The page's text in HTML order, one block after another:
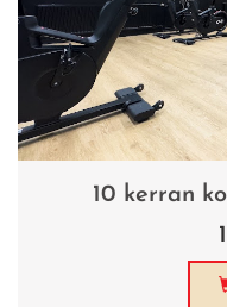
10 kerran